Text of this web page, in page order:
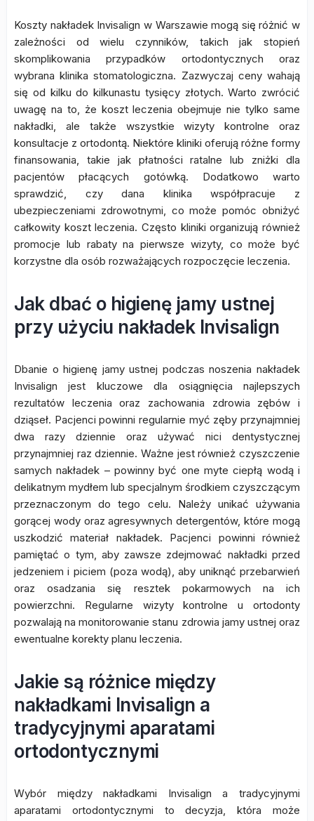
Koszty nakładek Invisalign w Warszawie mogą się różnić w
zależności od wielu czynników, takich jak stopień
skomplikowania przypadków ortodontycznych oraz
wybrana klinika stomatologiczna. Zazwyczaj ceny wahają
się od kilku do kilkunastu tysięcy złotych. Warto zwrócić
uwagę na to, że koszt leczenia obejmuje nie tylko same
nakładki, ale także wszystkie wizyty kontrolne oraz
konsultacje z ortodontą. Niektóre kliniki oferują różne formy
finansowania, takie jak płatności ratalne lub zniżki dla
pacjentów płacących gotówką. Dodatkowo warto
sprawdzić, czy dana klinika współpracuje z
ubezpieczeniami zdrowotnymi, co może pomóc obniżyć
całkowity koszt leczenia. Często kliniki organizują również
promocje lub rabaty na pierwsze wizyty, co może być
korzystne dla osób rozważających rozpoczęcie leczenia.
Jak dbać o higienę jamy ustnej
przy użyciu nakładek Invisalign
Dbanie o higienę jamy ustnej podczas noszenia nakładek
Invisalign jest kluczowe dla osiągnięcia najlepszych
rezultatów leczenia oraz zachowania zdrowia zębów i
dziąseł. Pacjenci powinni regularnie myć zęby przynajmniej
dwa razy dziennie oraz używać nici dentystycznej
przynajmniej raz dziennie. Ważne jest również czyszczenie
samych nakładek – powinny być one myte ciepłą wodą i
delikatnym mydłem lub specjalnym środkiem czyszczącym
przeznaczonym do tego celu. Należy unikać używania
gorącej wody oraz agresywnych detergentów, które mogą
uszkodzić materiał nakładek. Pacjenci powinni również
pamiętać o tym, aby zawsze zdejmować nakładki przed
jedzeniem i piciem (poza wodą), aby uniknąć przebarwień
oraz osadzania się resztek pokarmowych na ich
powierzchni. Regularne wizyty kontrolne u ortodonty
pozwalają na monitorowanie stanu zdrowia jamy ustnej oraz
ewentualne korekty planu leczenia.
Jakie są różnice między
nakładkami Invisalign a
tradycyjnymi aparatami
ortodontycznymi
Wybór między nakładkami Invisalign a tradycyjnymi
aparatami ortodontycznymi to decyzja, która może